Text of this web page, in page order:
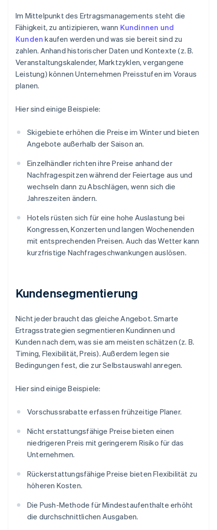
Im Mittelpunkt des Ertragsmanagements steht die
Fähigkeit, zu antizipieren, wann Kundinnen und
Kunden kaufen werden und was sie bereit sind zu
zahlen. Anhand historischer Daten und Kontexte (z. B.
Veranstaltungskalender, Marktzyklen, vergangene
Leistung) können Unternehmen Preisstufen im Voraus
planen.
Hier sind einige Beispiele:
Skigebiete erhöhen die Preise im Winter und bieten
Angebote außerhalb der Saison an.
Einzelhändler richten ihre Preise anhand der
Nachfragespitzen während der Feiertage aus und
wechseln dann zu Abschlägen, wenn sich die
Jahreszeiten ändern.
Hotels rüsten sich für eine hohe Auslastung bei
Kongressen, Konzerten und langen Wochenenden
mit entsprechenden Preisen. Auch das Wetter kann
kurzfristige Nachfrageschwankungen auslösen.
Kundensegmentierung
Nicht jeder braucht das gleiche Angebot. Smarte
Ertragsstrategien segmentieren Kundinnen und
Kunden nach dem, was sie am meisten schätzen (z. B.
Timing, Flexibilität, Preis). Außerdem legen sie
Bedingungen fest, die zur Selbstauswahl anregen.
Hier sind einige Beispiele:
Vorschussrabatte erfassen frühzeitige Planer.
Nicht erstattungsfähige Preise bieten einen
niedrigeren Preis mit geringerem Risiko für das
Unternehmen.
Rückerstattungsfähige Preise bieten Flexibilität zu
höheren Kosten.
Die Push-Methode für Mindestaufenthalte erhöht
die durchschnittlichen Ausgaben.